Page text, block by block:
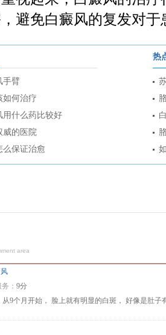
避免白癜风的复发对
手臂
如何治疗
用什么药比较好
威的医院
么保证治愈
热
area
： 9分
从9个月开始， 脸上就有明显的白斑， 好像是肚